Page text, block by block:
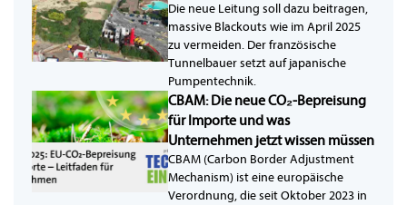
Die neue Leitung soll dazu beitragen,
massive Blackouts wie im April 2025
zu vermeiden. Der französische
Tunnelbauer setzt auf japanische
Pumpentechnik.
CBAM: Die neue CO₂-Bepreisung
für Importe und was
Unternehmen jetzt wissen müssen
CBAM (Carbon Border Adjustment
Mechanism) ist eine europäische
Verordnung, die seit Oktober 2023 in